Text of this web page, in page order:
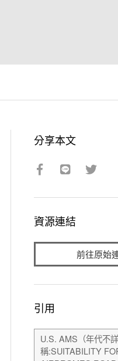
分享本文
資源連結
前往原始
引用